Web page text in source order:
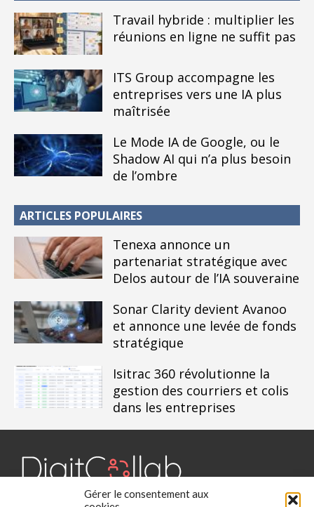
Gérer le consentement aux
Travail hybride : multiplier les
réunions en ligne ne suffit pas
ITS Group accompagne les
entreprises vers une IA plus
maîtrisée
Le Mode IA de Google, ou le
Shadow AI qui n’a plus besoin
de l’ombre
ARTICLES POPULAIRES
Tenexa annonce un
partenariat stratégique avec
Delos autour de l’IA souveraine
Sonar Clarity devient Avanoo
et annonce une levée de fonds
stratégique
Isitrac 360 révolutionne la
gestion des courriers et colis
dans les entreprises
Digit Collab est un média dédié aux outils collaboratifs, retrouvez